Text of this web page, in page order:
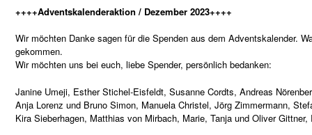
++++Adventskalenderaktion / Dezember 2023++++
Wir möchten Danke sagen für die Spenden aus dem Adventskalender.
gekommen.
Wir möchten uns bei euch, liebe Spender, persönlich bedanken:
Janine Umeji, Esther Stichel-Eisfeldt, Susanne Cordts, Andreas
Anja Lorenz und Bruno Simon, Manuela Christel, Jörg Zimmermann,
Kira Sieberhagen, Matthias von Mirbach, Marie, Tanja und Oliver